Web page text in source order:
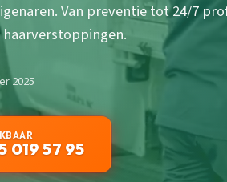
Van preventie tot 24/7
2025
019 57 95